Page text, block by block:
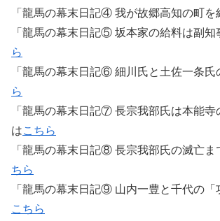
「龍馬の幕末日記④ 我が故郷高知の町を
「龍馬の幕末日記⑤ 坂本家の給料は副知
ら
「龍馬の幕末日記⑥ 細川氏と土佐一条氏
ら
「龍馬の幕末日記⑦ 長宗我部氏は本能寺
はこちら
「龍馬の幕末日記⑧ 長宗我部氏の滅亡ま
ちら
「龍馬の幕末日記⑨ 山内一豊と千代の「
こちら